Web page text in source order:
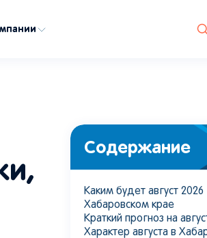
Содержание
Каким будет август 2026
Хабаровском крае
Краткий прогноз на
Характер августа в